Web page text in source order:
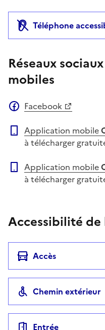
Téléphone
Réseaux
mobiles
Facebook
Application mobile
à télécharger
Application mobile
à télécharger
Accessibilité
Accès
Chemin extérieur
Entrée